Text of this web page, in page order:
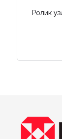
Ролик